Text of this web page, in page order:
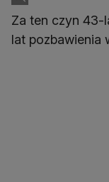
Za ten czyn 43-
lat pozbawienia